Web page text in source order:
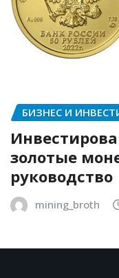
БИЗНЕС И
золотые
руководство
mining_broth